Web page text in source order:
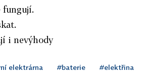
fungují.
i nevýhody
elektrárna #baterie #elektřina